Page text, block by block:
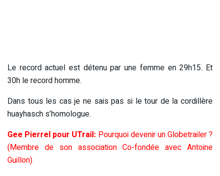
Le record actuel est détenu par une femme en 29h15. Et
30h le record homme.
Dans tous les cas je ne sais pas si le tour de la cordillère
huayhasch s’homologue.
Gee Pierrel pour UTrail: Pourquoi devenir un Globetrailer ?
(Membre de son association Co-fondée avec Antoine
Guillon)